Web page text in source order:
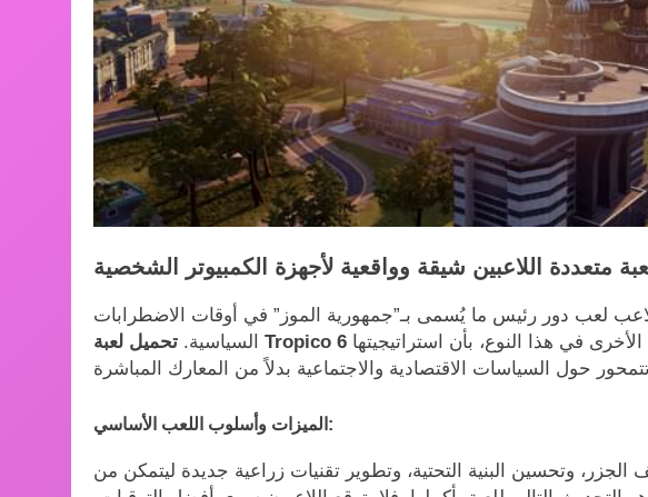
لعب دور رئيس ما يُسمى بـ”جمهورية الموز” في أوقات الاضطرابات
السياسية. تحميل لعبة Tropico 6 في هذا النوع، بأن استراتيجيتها
الميزات وأسلوب اللعب الأساسي:
بين مختلف الجزر، وتحسين البنية التحتية، وتطوير تقنيات زراعية جديدة ليتمكن من